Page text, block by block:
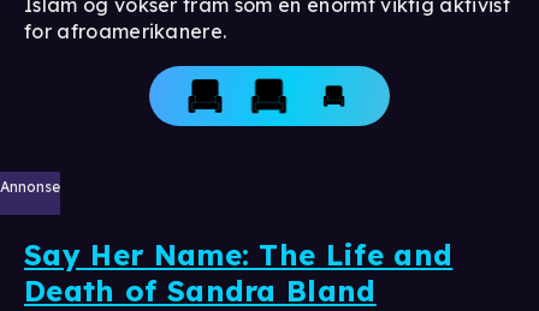
Islam og vokser fram som en enormt viktig aktivist
for afroamerikanere.
Annonse
Say Her Name: The Life and
Death of Sandra Bland